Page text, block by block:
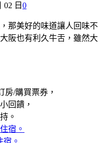
02 日 0
那美好的味道讓人回味不
阪也有利久牛舌，雖然大
房/購買票券，
回饋，
。
宿。
宿。